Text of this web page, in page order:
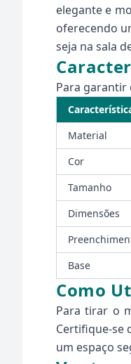
elegante e
oferecendo
seja na sala
Para garantir
Material
Cor
Tamanho
Dimensões
Base
Como
Para tirar o
Certifique-se
um espaço